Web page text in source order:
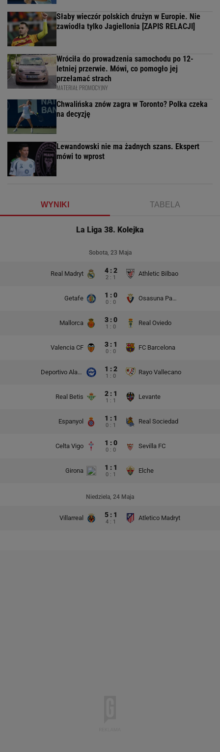
Słaby wieczór polskich drużyn w Europie. Nie
zawiodła tylko Jagiellonia [ZAPIS RELACJI]
Wróciła do prowadzenia samochodu po 12-
letniej przerwie. Mówi, co pomogło jej
przełamać strach
MATERIAŁ PROMOCYJNY
Chwalińska znów zagra w Toronto? Polka czeka
na decyzję
Lewandowski nie ma żadnych szans. Ekspert
mówi to wprost
WYNIKI TABELA
La Liga 38. Kolejka
Sobota, 23 Maja
Real Madryt 4 : 2
2 : 1
Athletic Bilbao
Getafe 1 : 0
0 : 0
Osasuna Pampeluna
Mallorca 3 : 0
1 : 0
Real Oviedo
Valencia CF 3 : 1
0 : 0
FC Barcelona
Deportivo Alaves 1 : 2
1 : 0
Rayo Vallecano
Real Betis 2 : 1
1 : 1
Levante
Espanyol 1 : 1
0 : 1
Real Sociedad
Celta Vigo 1 : 0
0 : 0
Sevilla FC
Girona 1 : 1
0 : 1
Elche
Niedziela, 24 Maja
Villarreal 5 : 1
4 : 1
Atletico Madryt